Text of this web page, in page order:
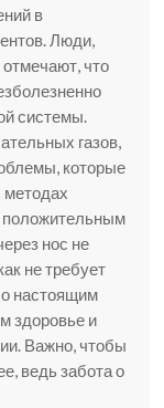
в
Люди,
что
системы.
газов,
которые
методах
положительным
нос не
не требует
настоящим
здоровье и
Важно, чтобы
ведь забота о